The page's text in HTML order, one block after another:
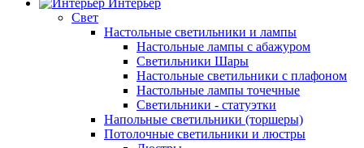
Интерьер
Свет
Настольные светильники и лампы
Настольные лампы с абажуром
Светильники Шары
Настольные светильники с плафоном
Настольные лампы точечные
Светильники - статуэтки
Напольные светильники (торшеры)
Потолочные светильники и люстры